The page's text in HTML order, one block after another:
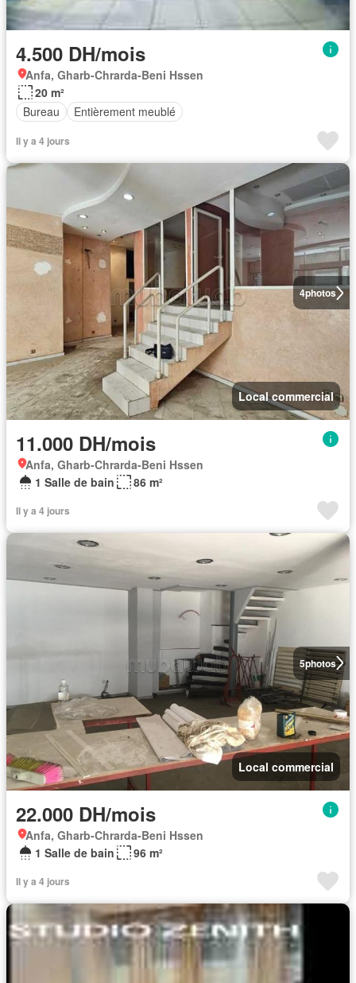
4.500 DH/mois
Anfa, Gharb-Chrarda-Beni Hssen
20 m²
Bureau
Entièrement meublé
Il y a 4 jours
4photos
Local commercial
11.000 DH/mois
Anfa, Gharb-Chrarda-Beni Hssen
1 Salle de bain
86 m²
Il y a 4 jours
5photos
Local commercial
22.000 DH/mois
Anfa, Gharb-Chrarda-Beni Hssen
1 Salle de bain
96 m²
Il y a 4 jours